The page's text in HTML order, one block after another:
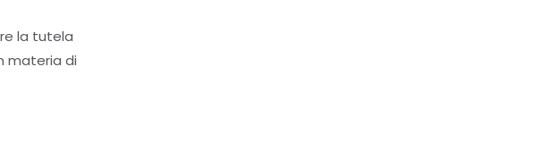
la tutela
materia di